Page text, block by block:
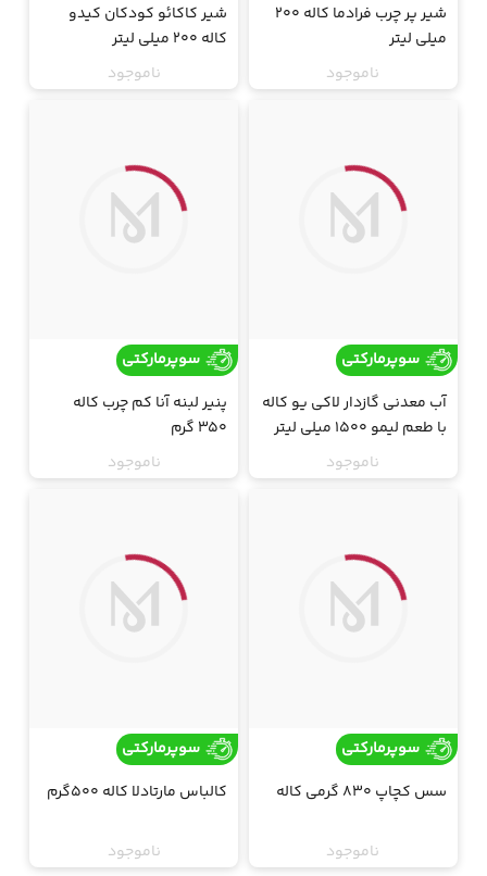
شیر پر چرب فرادما کاله 200
میلی لیتر
ناموجود
شیر کاکائو کودکان کیدو
کاله 200 میلی لیتر
ناموجود
سوپرمارکتی
آب معدنی گازدار لاکی یو کاله
با طعم لیمو 1500 میلی لیتر
ناموجود
سوپرمارکتی
پنیر لبنه آنا کم چرب کاله
350 گرم
ناموجود
سوپرمارکتی
سس کچاپ 830 گرمی کاله
ناموجود
سوپرمارکتی
کالباس مارتادلا کاله 500گرم
ناموجود